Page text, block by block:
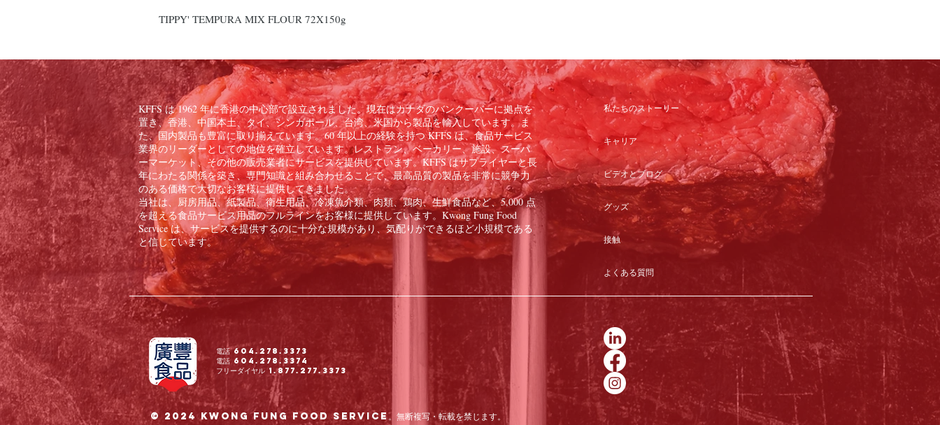
TIPPY' TEMPURA MIX FLOUR 72X150g
KFFS は 1962 年に香港の中心部で設立されました。現在はカナダのバンクーバーに拠点を
置き、香港、中国本土、タイ、シンガポール、台湾、米国から製品を輸入しています。ま
た、国内製品も豊富に取り揃えています。60 年以上の経験を持つ KFFS は、食品サービス
業界のリーダーとしての地位を確立しています。レストラン、ベーカリー、施設、スーパ
ーマーケット、その他の販売業者にサービスを提供しています。KFFS はサプライヤーと長
年にわたる関係を築き、専門知識と組み合わせることで、最高品質の製品を非常に競争力
のある価格で大切なお客様に提供してきました。
当社は、厨房用品、紙製品、衛生用品、冷凍魚介類、肉類、鶏肉、生鮮食品など、5,000 点
を超える食品サービス用品のフルラインをお客様に提供しています。Kwong Fung Food
Service は、サービスを提供するのに十分な規模があり、気配りができるほど小規模である
と信じています。
私たちのストーリー
キャリア
ビデオとブログ
グッズ
接触
よくある質問
電話 604.278.3373
電話 604.278.3374
フリーダイヤル 1.877.277.3373
© 2024 Kwong Fung Food Service。無断複写・転載を禁じます。